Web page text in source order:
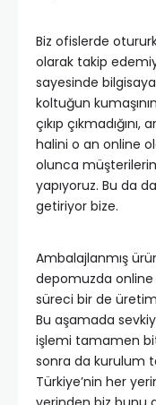
Biz ofislerde
olarak takip
sayesinde
koltuğun
çıkıp
halini o an online
olunca
yapıyoruz. Bu da
getiriyor bize.
Ambalajlanmış
depomuzda
süreci bir de
Bu aşamada
işlemi tamamen
sonra da kurulum
Türkiye’nin her